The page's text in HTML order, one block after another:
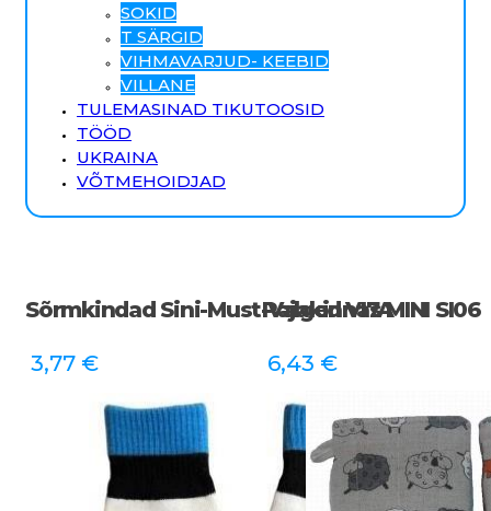
SOKID
T SÄRGID
VIHMAVARJUD- KEEBID
VILLANE
TULEMASINAD TIKUTOOSID
TÖÖD
UKRAINA
VÕTMEHOIDJAD
Sõrmkindad Sini-Must-Valged VI7A
3,77 €
Pajakinnas MINI SI06
6,43 €